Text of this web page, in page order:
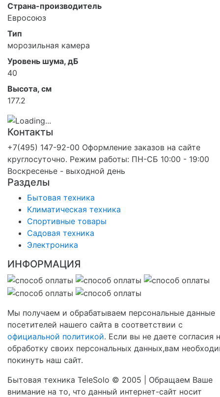
Страна-производитель
Евросоюз
Тип
морозильная камера
Уровень шума, дБ
40
Высота, см
177.2
Контакты
+7(495) 147-92-00 Оформление заказов на сайте
круглосуточно. Режим работы: ПН-СБ 10:00 - 19:00
Воскресенье - выходной день
Разделы
Бытовая техника
Климатическая техника
Спортивные товары
Садовая техника
Электроника
ИНФОРМАЦИЯ
Мы получаем и обрабатываем персональные данные
посетителей нашего сайта в соответствии с
официальной политикой. Если вы не даете согласия
обработку своих персональных данных,вам
покинуть наш сайт.
Бытовая техника TeleSolo © 2005 | Обращаем Ваше
внимание на то, что данный интернет-сайт носит